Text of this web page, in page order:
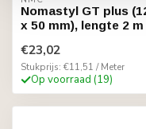
Nomastyl GT plus
x 50 mm), lengte 2 m
€23,02
Stukprijs: €11,51 / Meter
Op voorraad (19)